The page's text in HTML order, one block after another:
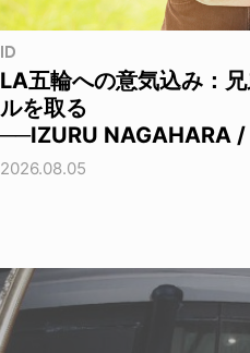
ID
LA五輪への意気込み：
ルを取る
──IZURU NAGAHARA /
2026.08.05